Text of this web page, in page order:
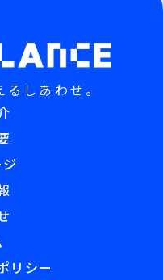
しあわせ。
リシー